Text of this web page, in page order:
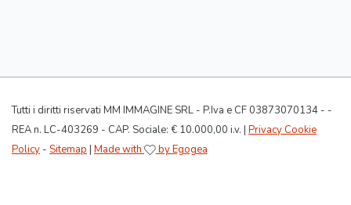
Tutti i diritti riservati MM IMMAGINE SRL - P.Iva e CF 03873070134 - -
REA n. LC-403269 - CAP. Sociale: € 10.000,00 i.v. | Privacy Cookie
Policy - Sitemap | Made with by Egogea